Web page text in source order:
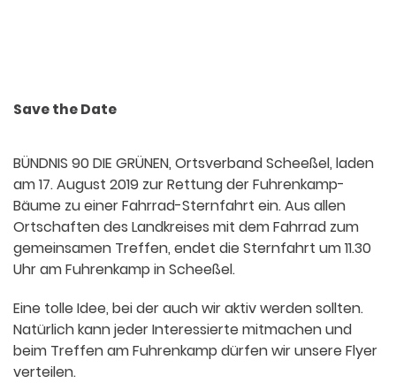
Save the Date
BÜNDNIS 90 DIE GRÜNEN, Ortsverband Scheeßel, laden
am 17. August 2019 zur Rettung der Fuhrenkamp-
Bäume zu einer Fahrrad-Sternfahrt ein. Aus allen
Ortschaften des Landkreises mit dem Fahrrad zum
gemeinsamen Treffen, endet die Sternfahrt um 11.30
Uhr am Fuhrenkamp in Scheeßel.
Eine tolle Idee, bei der auch wir aktiv werden sollten.
Natürlich kann jeder Interessierte mitmachen und
beim Treffen am Fuhrenkamp dürfen wir unsere Flyer
verteilen.